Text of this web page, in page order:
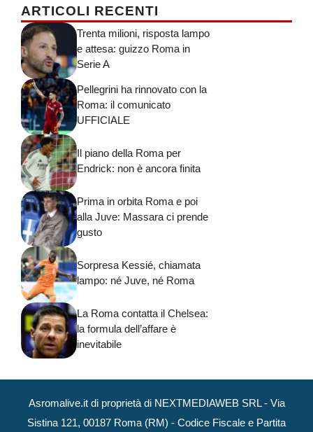
ARTICOLI RECENTI
Trenta milioni, risposta lampo
e attesa: guizzo Roma in
Serie A
Pellegrini ha rinnovato con la
Roma: il comunicato
UFFICIALE
Il piano della Roma per
Endrick: non è ancora finita
Prima in orbita Roma e poi
alla Juve: Massara ci prende
gusto
Sorpresa Kessié, chiamata
lampo: né Juve, né Roma
La Roma contatta il Chelsea:
la formula dell’affare è
inevitabile
Asromalive.it di proprietà di NEXTMEDIAWEB SRL - Via
Sistina 121, 00187 Roma (RM) - Codice Fiscale e Partita